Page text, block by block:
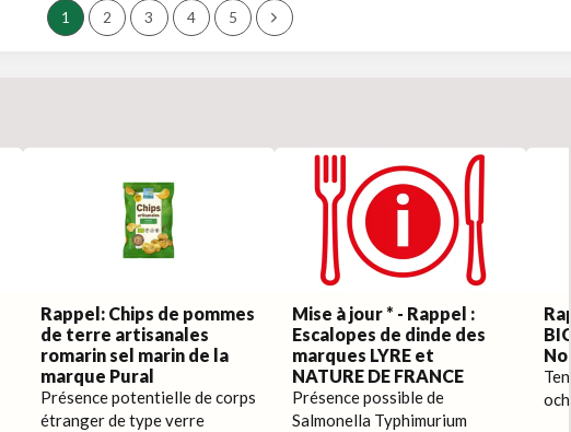
1 2 3 4 5
Rappel: Chips de pommes
de terre artisanales
romarin sel marin de la
marque Pural
Présence potentielle de corps
étranger de type verre
Mise à jour * - Rappel :
Escalopes de dinde des
marques LYRE et
NATURE DE FRANCE
Présence possible de
Salmonella Typhimurium